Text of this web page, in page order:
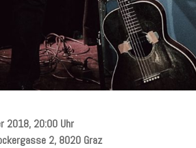
2018, 20:00 Uhr
2, 8020 Graz